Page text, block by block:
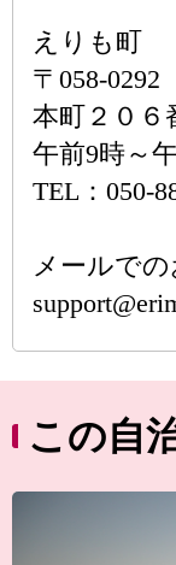
えりも町
〒058-
本町２０６
午前9時～
TEL：050-
メールで
この自